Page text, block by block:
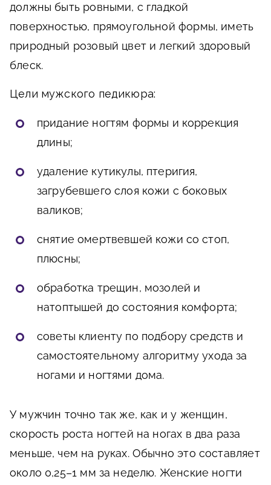
должны быть ровными, с гладкой
поверхностью, прямоугольной формы, иметь
природный розовый цвет и легкий здоровый
блеск.
Цели мужского педикюра:
придание ногтям формы и коррекция
длины;
удаление кутикулы, птеригия,
загрубевшего слоя кожи с боковых
валиков;
снятие омертвевшей кожи со стоп,
плюсны;
обработка трещин, мозолей и
натоптышей до состояния комфорта;
советы клиенту по подбору средств и
самостоятельному алгоритму ухода за
ногами и ногтями дома.
У мужчин точно так же, как и у женщин,
скорость роста ногтей на ногах в два раза
меньше, чем на руках. Обычно это составляет
около 0,25–1 мм за неделю. Женские ногти